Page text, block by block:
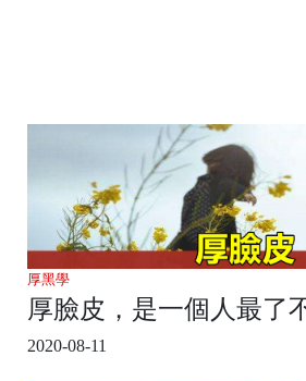
厚黑學
厚臉皮，是一個人最了
2020-08-11